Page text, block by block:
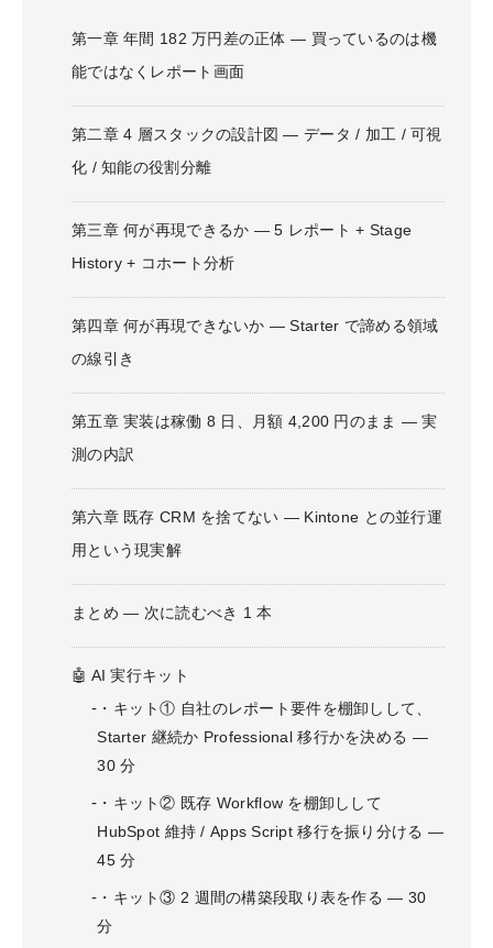
第一章 年間 182 万円差の正体 — 買っているのは機
能ではなくレポート画面
第二章 4 層スタックの設計図 — データ / 加工 / 可視
化 / 知能の役割分離
第三章 何が再現できるか — 5 レポート + Stage
History + コホート分析
第四章 何が再現できないか — Starter で諦める領域
の線引き
第五章 実装は稼働 8 日、月額 4,200 円のまま — 実
測の内訳
第六章 既存 CRM を捨てない — Kintone との並行運
用という現実解
まとめ — 次に読むべき 1 本
🤖 AI 実行キット
キット① 自社のレポート要件を棚卸しして、
Starter 継続か Professional 移行かを決める —
30 分
キット② 既存 Workflow を棚卸しして
HubSpot 維持 / Apps Script 移行を振り分ける —
45 分
キット③ 2 週間の構築段取り表を作る — 30
分